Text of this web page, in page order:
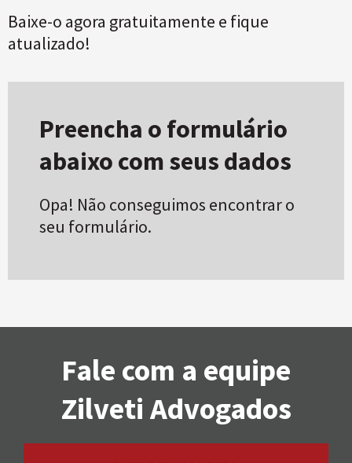
Baixe-o agora gratuitamente e fique
atualizado!
Preencha o formulário
abaixo com seus dados
Opa! Não conseguimos encontrar o
seu formulário.
Fale com a equipe
Zilveti Advogados